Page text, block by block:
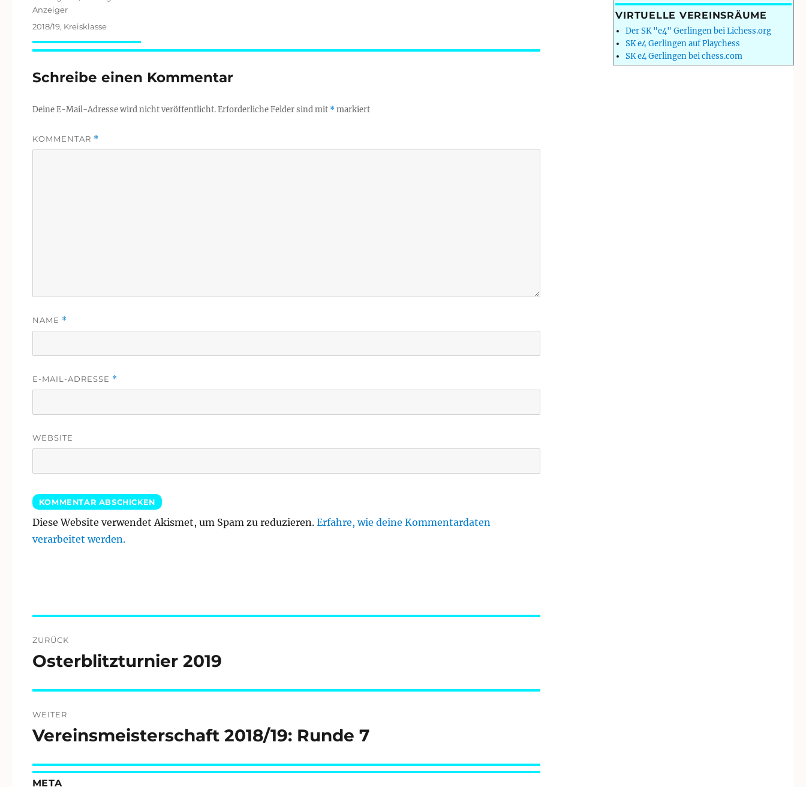
Anzeiger
Schlagwörter
2018/19, Kreisklasse
Schreibe einen Kommentar
Deine E-Mail-Adresse wird nicht veröffentlicht. Erforderliche Felder sind mit *markiert
KOMMENTAR *
NAME *
E-MAIL-ADRESSE *
WEBSITE
Diese Website verwendet Akismet, um Spam zu reduzieren. Erfahre, wie deine Kommentardaten
verarbeitet werden.
ZURÜCK
Vorheriger
Osterblitzturnier 2019
WEITER
Nächster
Vereinsmeisterschaft 2018/19: Runde 7
META
VIRTUELLE VEREINSRÄUME
Der SK "e4" Gerlingen bei Lichess.org
SK e4 Gerlingen auf Playchess
SK e4 Gerlingen bei chess.com